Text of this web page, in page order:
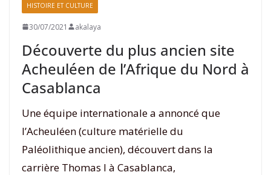
HISTOIRE ET CULTURE
30/07/2021 akalaya
Découverte du plus ancien site
Acheuléen de l’Afrique du Nord à
Casablanca
Une équipe internationale a annoncé que
l’Acheuléen (culture matérielle du
Paléolithique ancien), découvert dans la
carrière Thomas I à Casablanca,